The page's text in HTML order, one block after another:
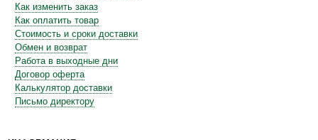
Как изменить заказ
Как оплатить товар
Стоимость и сроки доставки
Обмен и возврат
Работа в выходные дни
Договор оферта
Калькулятор доставки
Письмо директору